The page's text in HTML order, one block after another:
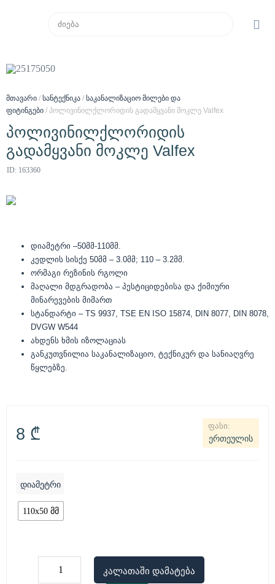
მთავარი / სანტექნიკა / საკანალიზაციო მილები და
ფიტინგები / პოლივინილქლორიდის გადამყვანი მოკლე Valfex
პოლივინილქლორიდის
გადამყვანი მოკლე Valfex
ID: 163360
დიამეტრი –50მმ-110მმ.
კედლის სისქე 50მმ – 3.0მმ; 110 – 3.2მმ.
ორმაგი რეზინის რგოლი
მაღალი მდგრადობა – პესტიციდებისა და ქიმიური
მინარევების მიმართ
სტანდარტი – TS 9937, TSE EN ISO 15874, DIN 8077, DIN 8078,
DVGW W544
ახდენს ხმის იზოლაციას
განკუთვნილია საკანალიზაციო, ტექნიკურ და სანიაღვრე
წყლებზე.
8 ₾ ერთეულის
დიამეტრი
110x50 მმ
კალათაში დამატება